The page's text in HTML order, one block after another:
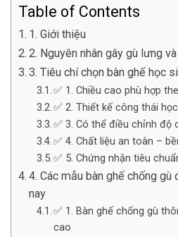
Table of Contents
1. Giới thiệu
2. Nguyên nhân gây gù lưng
3. Tiêu chí chọn bàn ghế học
✅ 1. Chiều cao phù hợp
✅ 2. Thiết kế công thái
✅ 3. Có thể điều chỉnh độ
✅ 4. Chất liệu an toàn –
✅ 5. Chứng nhận tiêu
4. Các mẫu bàn ghế chống
nay
✅ 1. Bàn ghế chống gù
cao